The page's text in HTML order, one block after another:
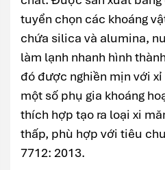
tuyển chọn các khoáng
chứa silica và alumina,
làm lạnh nhanh hình
đó được nghiền mịn với
một số phụ gia khoáng
thích hợp tạo ra loại xi
thấp, phù hợp với tiêu
7712: 2013.